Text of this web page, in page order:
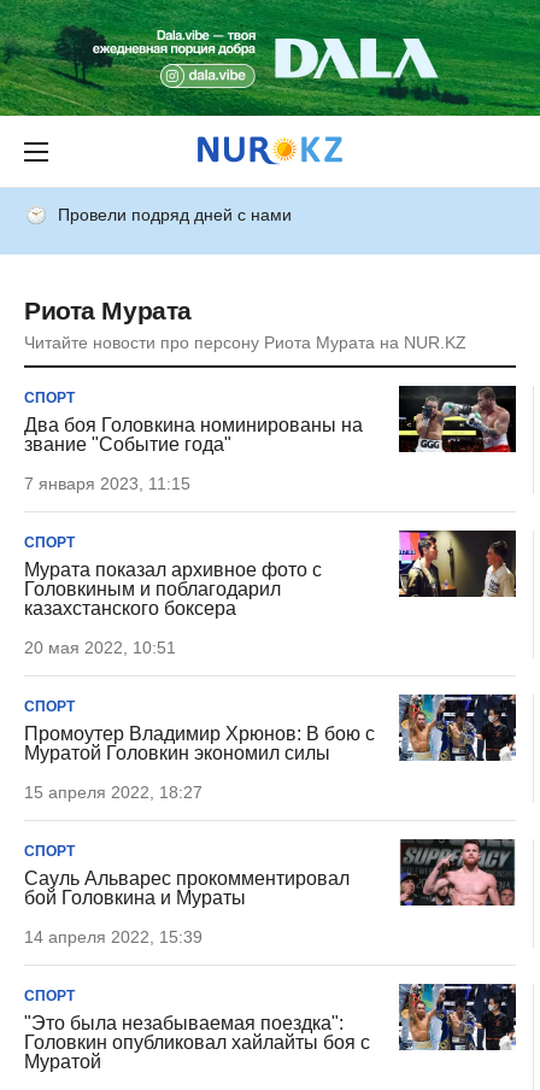
Провели подряд дней с нами
Риота Мурата
Читайте новости про персону Риота Мурата на NUR.KZ
СПОРТ
Два боя Головкина номинированы на
звание "Событие года"
7 января 2023, 11:15
СПОРТ
Мурата показал архивное фото с
Головкиным и поблагодарил
казахстанского боксера
20 мая 2022, 10:51
СПОРТ
Промоутер Владимир Хрюнов: В бою с
Муратой Головкин экономил силы
15 апреля 2022, 18:27
СПОРТ
Сауль Альварес прокомментировал
бой Головкина и Мураты
14 апреля 2022, 15:39
СПОРТ
"Это была незабываемая поездка":
Головкин опубликовал хайлайты боя с
Муратой